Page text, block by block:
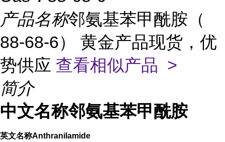
产品名称邻氨基苯甲酰胺（
88-68-6） 黄金产品现货，优
势供应 查看相似产品 >
简介
中文名称邻氨基苯甲酰胺
英文名称Anthranilamide